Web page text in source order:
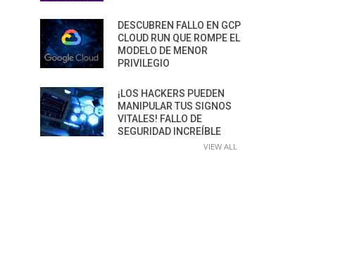
DESCUBREN FALLO EN GCP
CLOUD RUN QUE ROMPE EL
MODELO DE MENOR
PRIVILEGIO
¡LOS HACKERS PUEDEN
MANIPULAR TUS SIGNOS
VITALES! FALLO DE
SEGURIDAD INCREÍBLE
VIEW ALL